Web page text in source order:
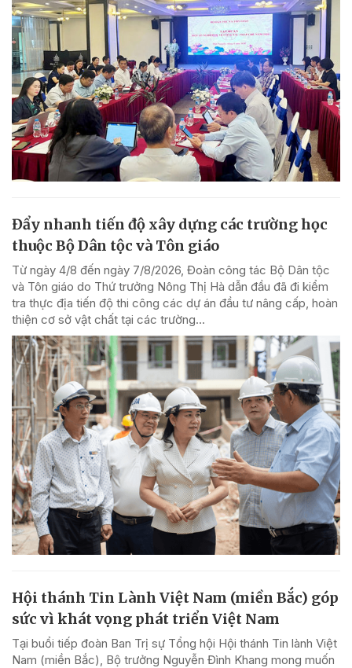
Đẩy nhanh tiến độ xây dựng các trường học
thuộc Bộ Dân tộc và Tôn giáo
Từ ngày 4/8 đến ngày 7/8/2026, Đoàn công tác Bộ Dân tộc
và Tôn giáo do Thứ trưởng Nông Thị Hà dẫn đầu đã đi kiểm
tra thực địa tiến độ thi công các dự án đầu tư nâng cấp, hoàn
thiện cơ sở vật chất tại các trường...
Hội thánh Tin Lành Việt Nam (miền Bắc) góp
sức vì khát vọng phát triển Việt Nam
Tại buổi tiếp đoàn Ban Trị sự Tổng hội Hội thánh Tin lành Việt
Nam (miền Bắc), Bộ trưởng Nguyễn Đình Khang mong muốn